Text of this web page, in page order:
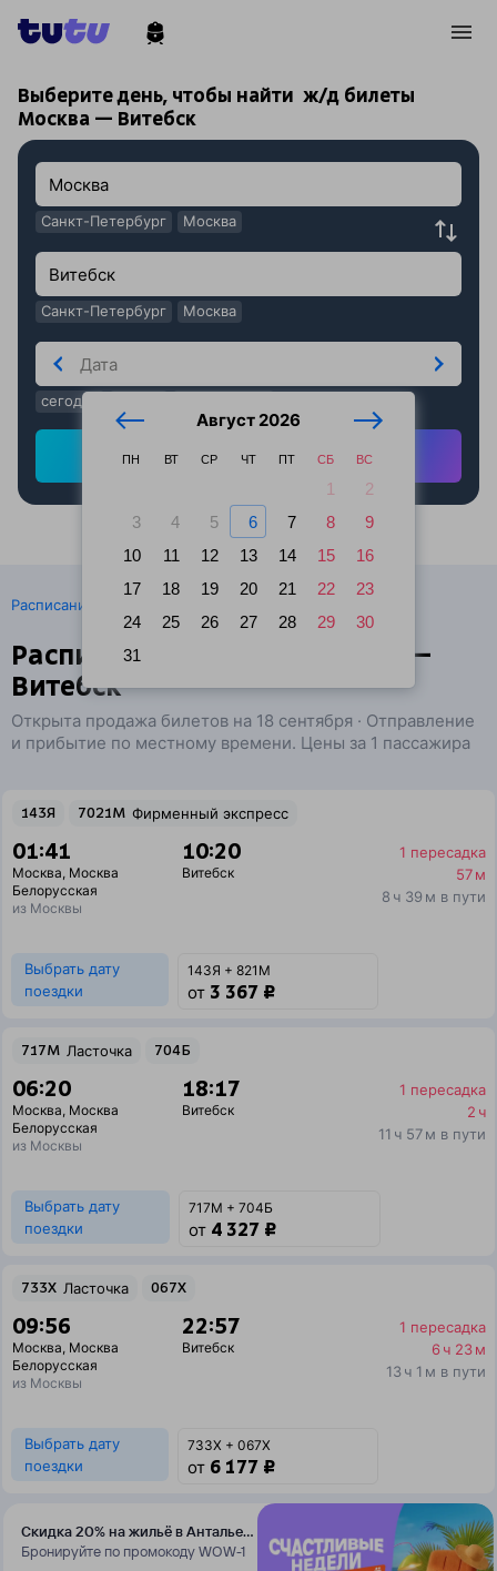
Выберите день, чтобы найти ж/д билеты
Москва — Витебск
Санкт-Петербург Москва
Санкт-Петербург Москва
Август 2026
ПН ВТ СР ЧТ ПТ СБ ВС
1
2
3
4 5 6 7 8
9
10
11 12 13 14 15
16
17
18 19 20 21 22
23
24
25 26 27 28 29
30
31
сегодня
Найти ж/д билеты
Расписание поездов
Расписание поездов Москва —
Витебск
Открыта продажа билетов на 18 сентября · Отправление
и прибытие по местному времени. Цены за 1 пассажира
143Я 7021М Фирменный экспресс
01:41
Москва, Москва
Белорусская
из Москвы
10:20
Витебск
1 пересадка
57 м
8 ч 39 м в пути
Выбрать дату
поездки
143Я + 821М
от 3 367 ₽
717М Ласточка 704Б
06:20
Москва, Москва
Белорусская
из Москвы
18:17
Витебск
1 пересадка
2 ч
11 ч 57 м в пути
Выбрать дату
поездки
717М + 704Б
от 4 327 ₽
733Х Ласточка 067Х
09:56
Москва, Москва
Белорусская
из Москвы
22:57
Витебск
1 пересадка
6 ч 23 м
13 ч 1 м в пути
Выбрать дату
поездки
733Х + 067Х
от 6 177 ₽
Скидка 20% на жильё в Анталье
и Даламане
Бронируйте по промокоду WOW-1